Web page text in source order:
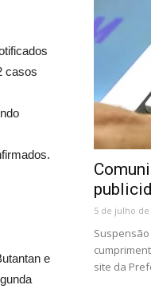
casos
e
5 de julho de
site da